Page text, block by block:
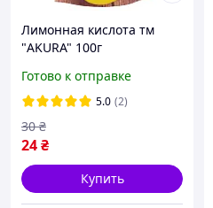
Лимонная кислота тм
"AKURA" 100г
Готово к отправке
5.0 (2)
24₴
30 ₴
Купить